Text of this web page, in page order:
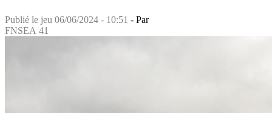
Publié le jeu 06/06/2024 - 10:51 - Par
FNSEA 41